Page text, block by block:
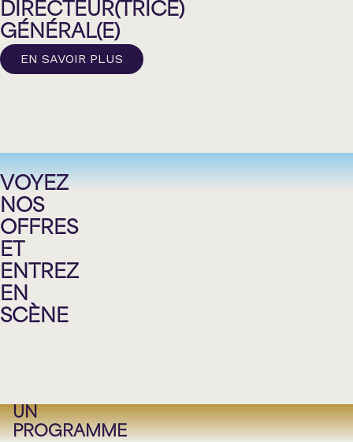
DIRECTEUR(TRICE)
GÉNÉRAL(E)
EN SAVOIR PLUS
VOYEZ
NOS
OFFRES
ET
ENTREZ
EN
SCÈNE
OFFRE
D’EMPLOI
:
EN
COMMUNICATION
MARKETING
UN
PROGRAMME